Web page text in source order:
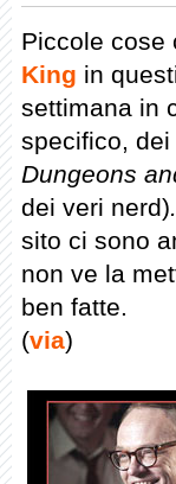
Piccole cose
King in
settimana in
specifico,
Dungeons
dei veri nerd).
sito ci sono
non ve la
ben fatte.
(via)